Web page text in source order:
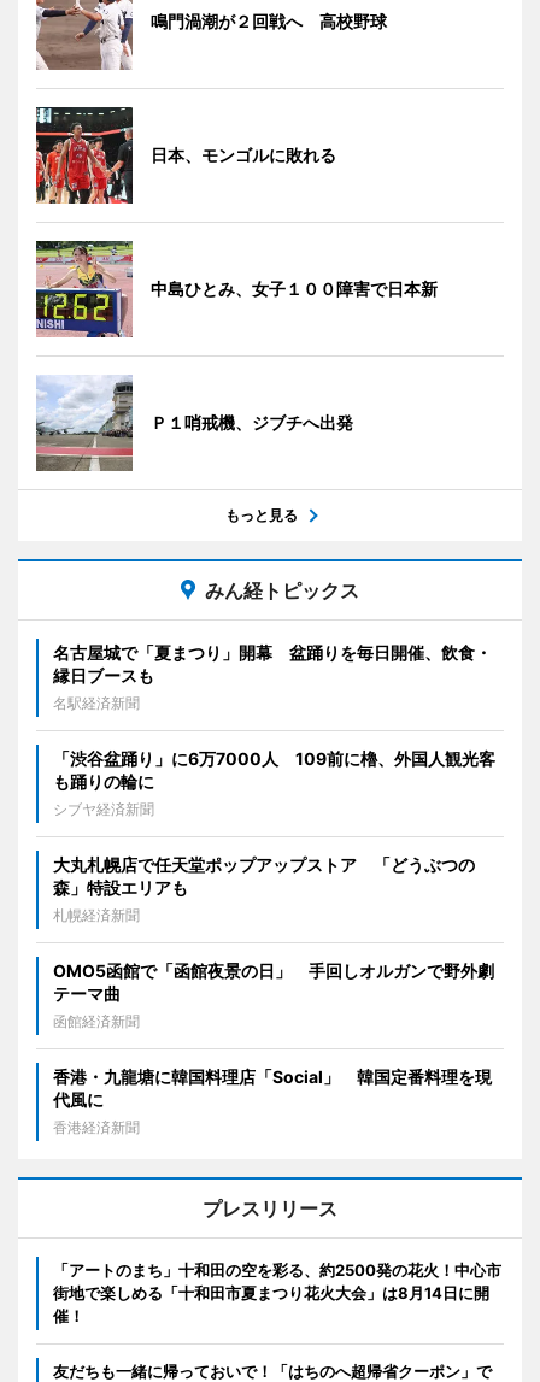
鳴門渦潮が２回戦へ 高校野球
日本、モンゴルに敗れる
中島ひとみ、女子１００障害で日本新
Ｐ１哨戒機、ジブチへ出発
もっと見る
みん経トピックス
名古屋城で「夏まつり」開幕 盆踊りを毎日開催、飲食・
縁日ブースも
名駅経済新聞
「渋谷盆踊り」に6万7000人 109前に櫓、外国人観光客
も踊りの輪に
シブヤ経済新聞
大丸札幌店で任天堂ポップアップストア 「どうぶつの
森」特設エリアも
札幌経済新聞
OMO5函館で「函館夜景の日」 手回しオルガンで野外劇
テーマ曲
函館経済新聞
香港・九龍塘に韓国料理店「Social」 韓国定番料理を現
代風に
香港経済新聞
プレスリリース
「アートのまち」十和田の空を彩る、約2500発の花火！中心市
街地で楽しめる「十和田市夏まつり花火大会」は8月14日に開
催！
友だちも一緒に帰っておいで！「はちのへ超帰省クーポン」で